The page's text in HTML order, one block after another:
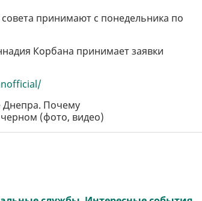
принимают с понедельника по
Корбана принимает заявки
Днепра. Почему
(фото, видео)